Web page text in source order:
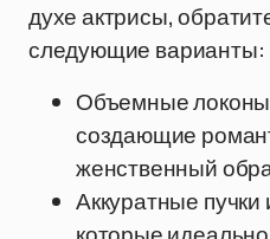
духе актрисы,
следующие варианты:
Объемные локоны
создающие
женственный
Аккуратные пучки